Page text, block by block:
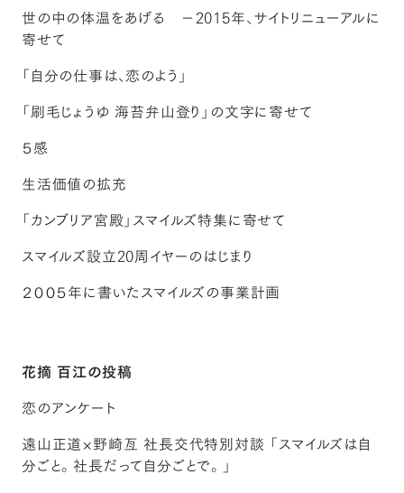
世の中の体温をあげる －2015年、サイトリニューアルに
寄せて
「自分の仕事は、恋のよう」
「刷毛じょうゆ 海苔弁山登り」の文字に寄せて
５感
生活価値の拡充
「カンブリア宮殿」スマイルズ特集に寄せて
スマイルズ設立20周イヤーのはじまり
２００５年に書いたスマイルズの事業計画
花摘 百江の投稿
恋のアンケート
遠山正道×野崎亙 社長交代特別対談 「スマイルズは自
分ごと。社長だって自分ごとで。」